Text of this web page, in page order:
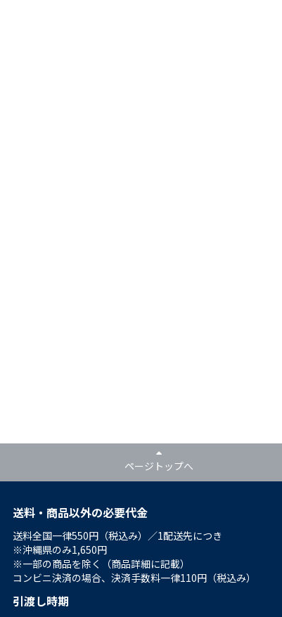
ページトップへ
送料・商品以外の必要代金
送料全国一律550円（税込み）／1配送先につき
※沖縄県のみ1,650円
※一部の商品を除く（商品詳細に記載）
コンビニ決済の場合、決済手数料一律110円（税込み）
引渡し時期